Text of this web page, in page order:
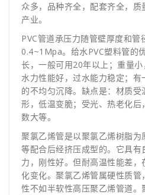
众多，品种齐全，配套齐全，
产业。
PVC管道承压力随管壁厚度和管
0.4~1Mpa。给水PVC塑料管的
长，一般可用20年以上；重量小
水力性能好，过水能力稳定；
的不均匀沉降。缺点是：材质
形，低温变脆；受光、热老化后
数大等。
聚氯乙烯管是以聚氯乙烯树脂为
等配合后经挤压成型的。它具
力，刚性好。但耐高温性能差
化变化。聚氯乙烯管属硬性质
性不如半软性高压聚乙烯管道